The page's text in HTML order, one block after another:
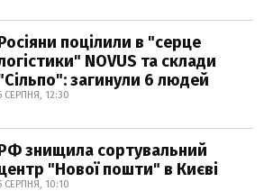
поцілили в "серце
NOVUS та склади
загинули 6 людей
СЕРПНЯ, 12:30
знищила сортувальний
"Нової пошти" в Києві
СЕРПНЯ, 10:10